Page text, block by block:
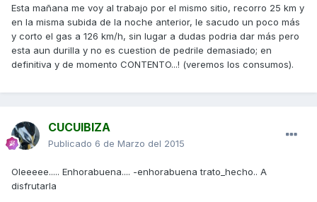
Esta mañana me voy al trabajo por el mismo sitio, recorro 25 km y
en la misma subida de la noche anterior, le sacudo un poco más
y corto el gas a 126 km/h, sin lugar a dudas podria dar más pero
esta aun durilla y no es cuestion de pedrile demasiado; en
definitiva y de momento CONTENTO...! (veremos los consumos).
CUCUIBIZA
Publicado 6 de Marzo del 2015
Oleeeee..... Enhorabuena.... -enhorabuena trato_hecho.. A
disfrutarla